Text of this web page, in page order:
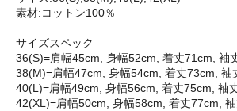
素材:コットン100％
サイズスペック
36(S)=肩幅45cm, 身幅52cm, 着丈71cm, 袖
38(M)=肩幅47cm, 身幅54cm, 着丈73cm, 袖
40(L)=肩幅49cm, 身幅56cm, 着丈75cm, 袖
42(XL)=肩幅50cm, 身幅58cm, 着丈77cm,